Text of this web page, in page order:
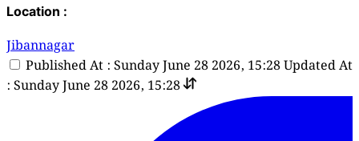
Location :
Jibannagar
Published At : Sunday June 28 2026, 15:28Updated At
: Sunday June 28 2026, 15:28